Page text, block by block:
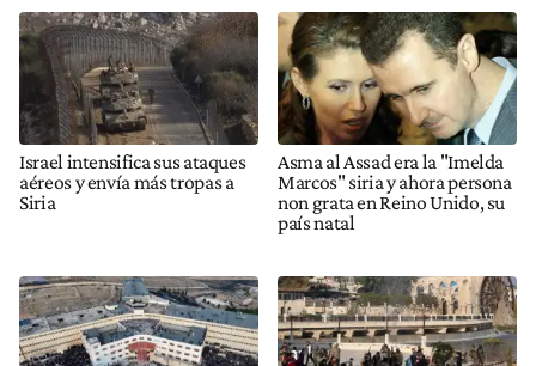
Israel intensifica sus ataques
aéreos y envía más tropas a
Siria
Asma al Assad era la "Imelda
Marcos" siria y ahora persona
non grata en Reino Unido, su
país natal